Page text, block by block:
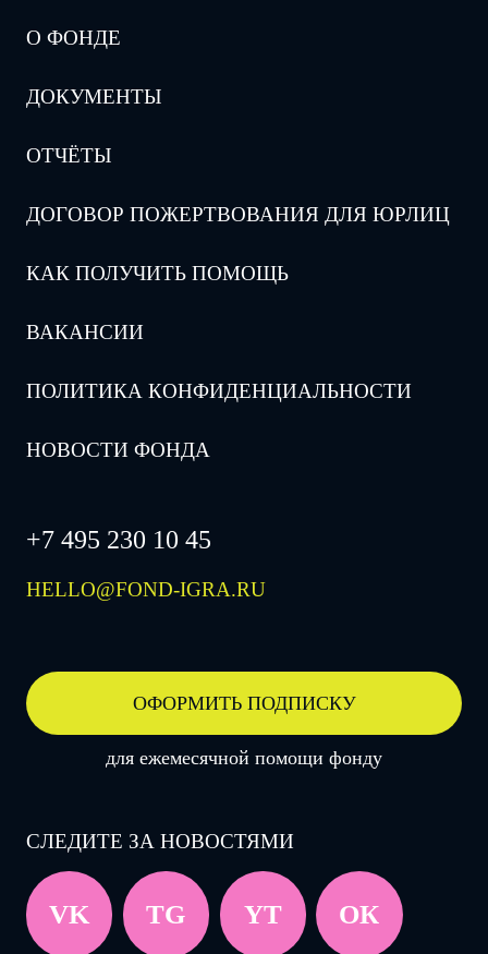
О ФОНДЕ
ДОКУМЕНТЫ
ОТЧЁТЫ
ДОГОВОР ПОЖЕРТВОВАНИЯ ДЛЯ ЮРЛИЦ
КАК ПОЛУЧИТЬ ПОМОЩЬ
ВАКАНСИИ
ПОЛИТИКА КОНФИДЕНЦИАЛЬНОСТИ
НОВОСТИ ФОНДА
+7 495 230 10 45
HELLO@FOND-IGRA.RU
СЛЕДИТЕ ЗА НОВОСТЯМИ
VK TG YT ОК
ОФОРМИТЬ ПОДПИСКУ
для ежемесячной помощи фонду